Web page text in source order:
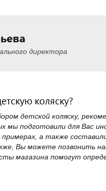
директора
коляску?
детской коляску,
мы подготовили для Вас
а также
Вы можете позвонить
магазина помогут